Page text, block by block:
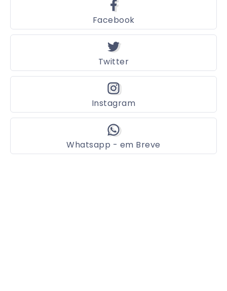
Facebook
Twitter
Instagram
Whatsapp - em Breve